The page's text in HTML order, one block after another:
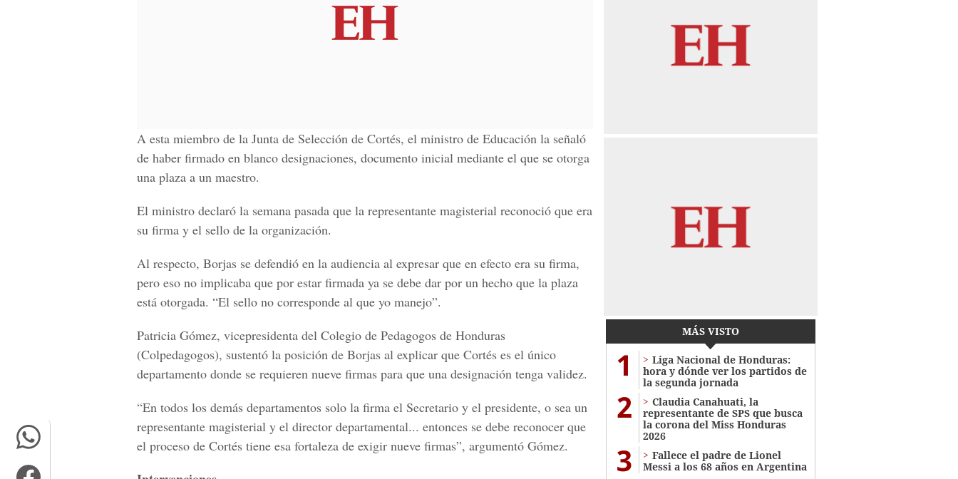
A esta miembro de la Junta de Selección de Cortés, el ministro de Educación la señaló
de haber firmado en blanco designaciones, documento inicial mediante el que se otorga
una plaza a un maestro.
El ministro declaró la semana pasada que la representante magisterial reconoció que era
su firma y el sello de la organización.
Al respecto, Borjas se defendió en la audiencia al expresar que en efecto era su firma,
pero eso no implicaba que por estar firmada ya se debe dar por un hecho que la plaza
está otorgada. “El sello no corresponde al que yo manejo”.
Patricia Gómez, vicepresidenta del Colegio de Pedagogos de Honduras
(Colpedagogos), sustentó la posición de Borjas al explicar que Cortés es el único
departamento donde se requieren nueve firmas para que una designación tenga validez.
“En todos los demás departamentos solo la firma el Secretario y el presidente, o sea un
representante magisterial y el director departamental... entonces se debe reconocer que
el proceso de Cortés tiene esa fortaleza de exigir nueve firmas”, argumentó Gómez.
MÁS VISTO
1
Liga Nacional de Honduras:
hora y dónde ver los partidos de
la segunda jornada
2
Claudia Canahuati, la
representante de SPS que busca
la corona del Miss Honduras
2026
3
Fallece el padre de Lionel
Messi a los 68 años en Argentina